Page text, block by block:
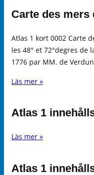
Carte des mers
Atlas 1 kort 0002 Carte
les 48° et 72°degres
1776 par MM. de
Läs mer »
Atlas 1
Läs mer »
Atlas 1